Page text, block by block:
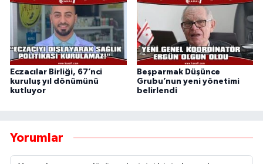
Eczacılar Birliği, 67’nci
kuruluş yıl dönümünü
kutluyor
Beşparmak Düşünce
Grubu’nun yeni yönetimi
belirlendi
Yorumlar